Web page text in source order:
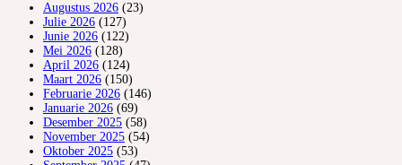
Augustus 2026 (23)
Julie 2026 (127)
Junie 2026 (122)
Mei 2026 (128)
April 2026 (124)
Maart 2026 (150)
Februarie 2026 (146)
Januarie 2026 (69)
Desember 2025 (58)
November 2025 (54)
Oktober 2025 (53)